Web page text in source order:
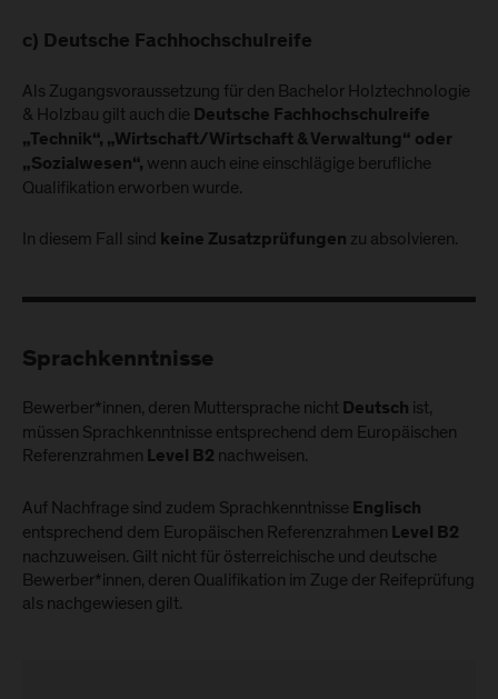
c) Deutsche Fachhochschulreife
Als Zugangsvoraussetzung für den Bachelor Holztechnologie
& Holzbau gilt auch die Deutsche Fachhochschulreife
„Technik“, „Wirtschaft/Wirtschaft & Verwaltung“ oder
„Sozialwesen“, wenn auch eine einschlägige berufliche
Qualifikation erworben wurde.
In diesem Fall sind keine Zusatzprüfungen zu absolvieren.
Sprachkenntnisse
Bewerber*innen, deren Muttersprache nicht Deutsch ist,
müssen Sprachkenntnisse entsprechend dem Europäischen
Referenzrahmen Level B2 nachweisen.
Auf Nachfrage sind zudem Sprachkenntnisse Englisch
entsprechend dem Europäischen Referenzrahmen Level B2
nachzuweisen. Gilt nicht für österreichische und deutsche
Bewerber*innen, deren Qualifikation im Zuge der Reifeprüfung
als nachgewiesen gilt.